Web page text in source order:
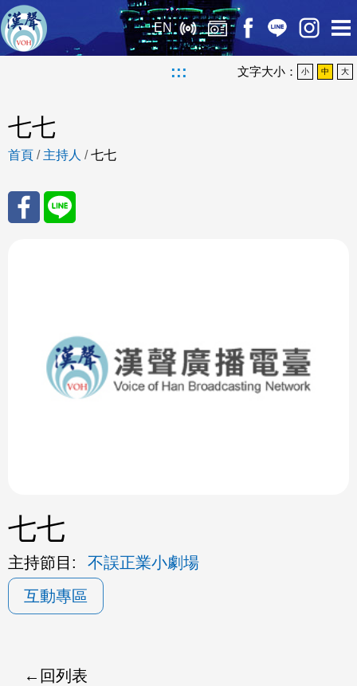
EN
::: 文字大小： 小 中 大
七七
首頁 / 主持人 /七七
七七
主持節目:
不誤正業小劇場
互動專區
回列表